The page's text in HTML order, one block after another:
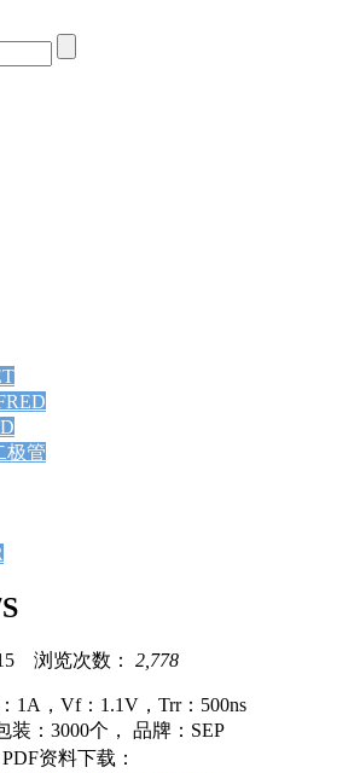
极管
浏览次数： 2,778
1A，Vf：1.1V，Trr：500ns
装：3000个， 品牌：SEP
资料下载：